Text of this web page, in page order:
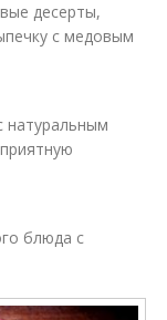
десерты,
с медовым
натуральным
блюда с